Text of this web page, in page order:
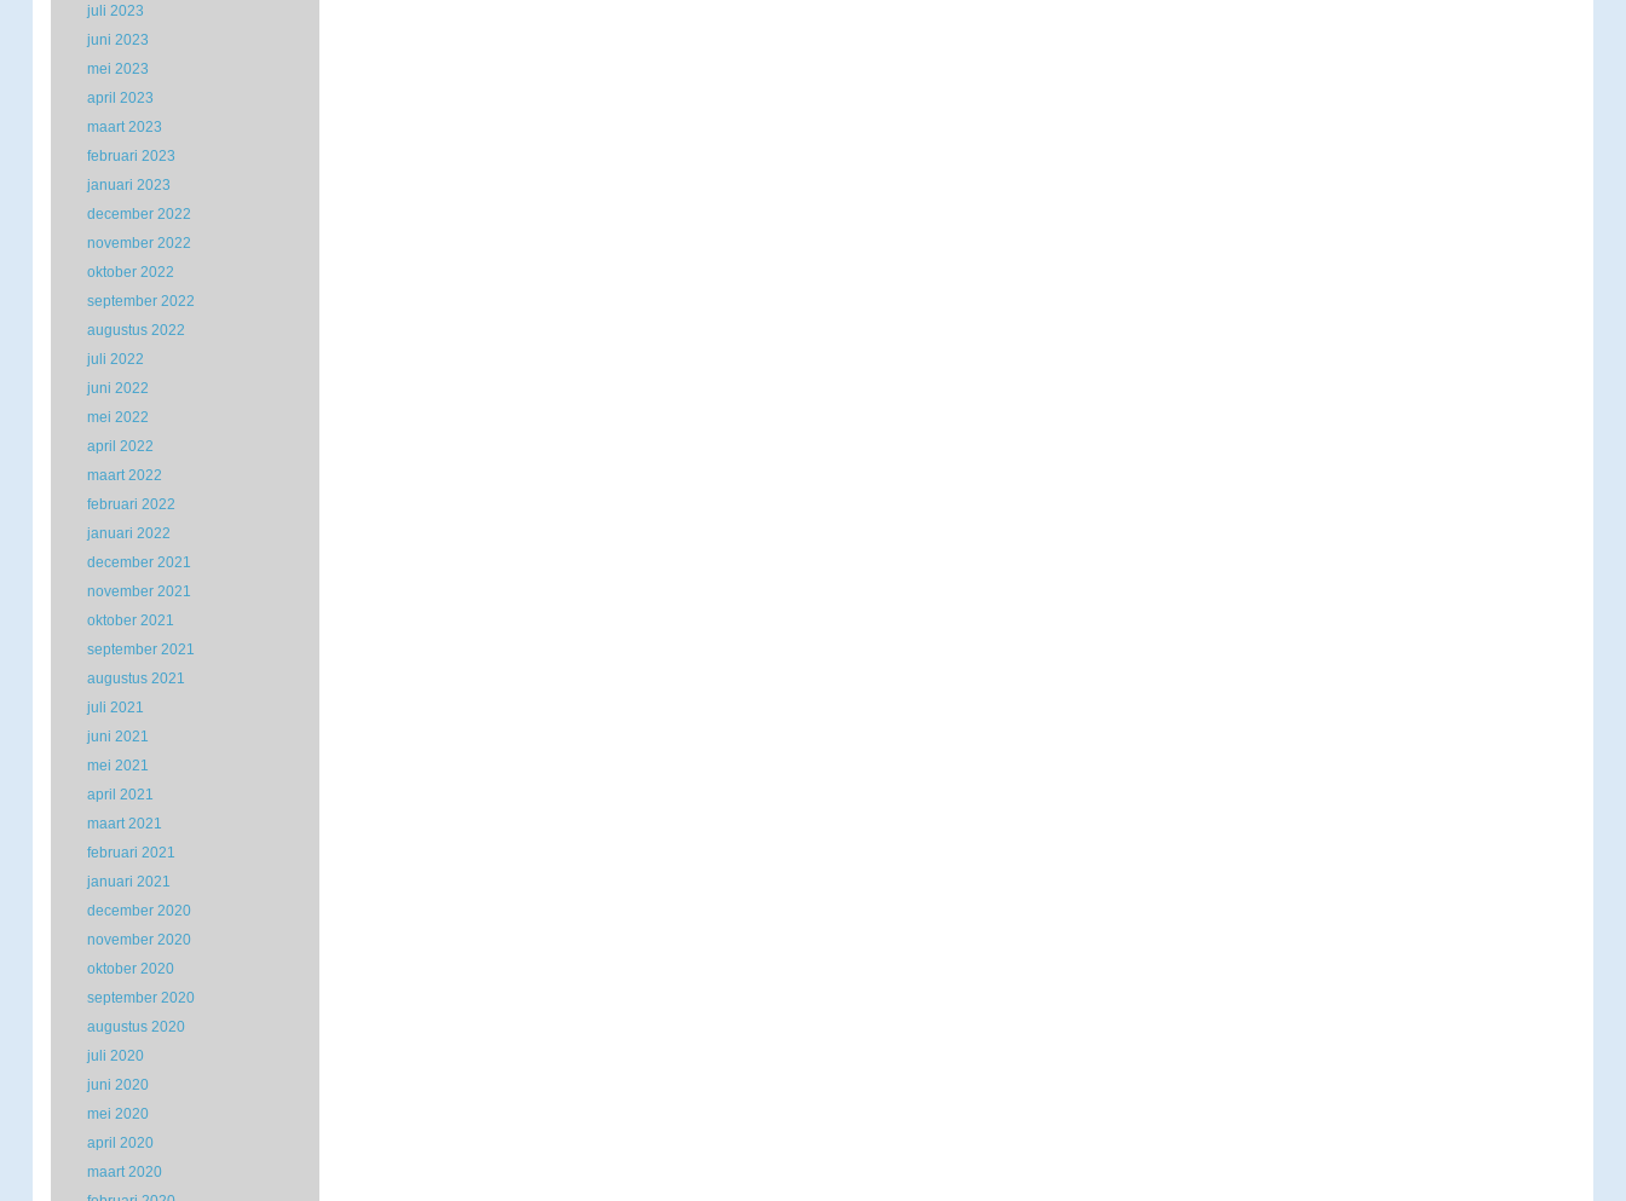
juli 2023
juni 2023
mei 2023
april 2023
maart 2023
februari 2023
januari 2023
december 2022
november 2022
oktober 2022
september 2022
augustus 2022
juli 2022
juni 2022
mei 2022
april 2022
maart 2022
februari 2022
januari 2022
december 2021
november 2021
oktober 2021
september 2021
augustus 2021
juli 2021
juni 2021
mei 2021
april 2021
maart 2021
februari 2021
januari 2021
december 2020
november 2020
oktober 2020
september 2020
augustus 2020
juli 2020
juni 2020
mei 2020
april 2020
maart 2020